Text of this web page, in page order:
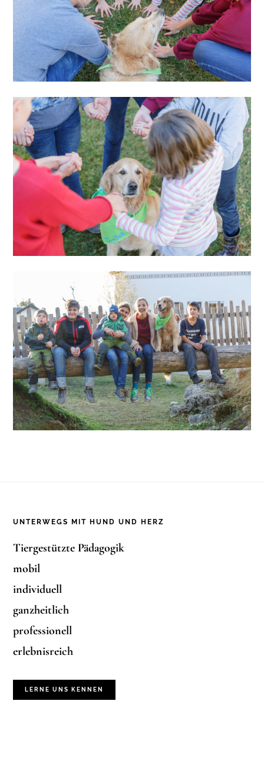
UNTERWEGS MIT HUND UND HERZ
Tiergestützte Pädagogik
mobil
individuell
ganzheitlich
professionell
erlebnisreich
LERNE UNS KENNEN